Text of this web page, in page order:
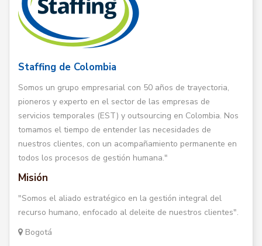
Staffing de Colombia
Somos un grupo empresarial con 50 años de trayectoria,
pioneros y experto en el sector de las empresas de
servicios temporales (EST) y outsourcing en Colombia. Nos
tomamos el tiempo de entender las necesidades de
nuestros clientes, con un acompañamiento permanente en
todos los procesos de gestión humana."
Misión
"Somos el aliado estratégico en la gestión integral del
recurso humano, enfocado al deleite de nuestros clientes".
Bogotá